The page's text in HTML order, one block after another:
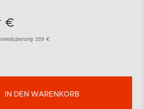
€
339 €
IN DEN WARENKORB